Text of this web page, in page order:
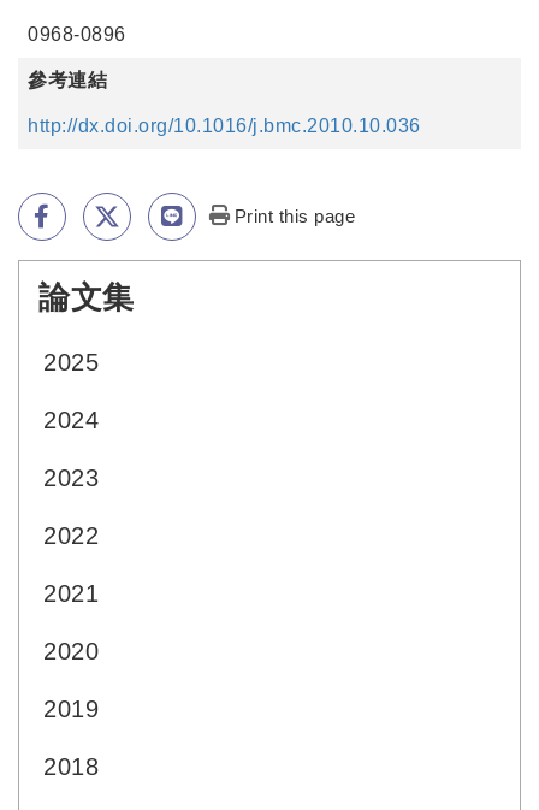
0968-0896
參考連結
http://dx.doi.org/10.1016/j.bmc.2010.10.036
Print this page
論文集
2025
2024
2023
2022
2021
2020
2019
2018